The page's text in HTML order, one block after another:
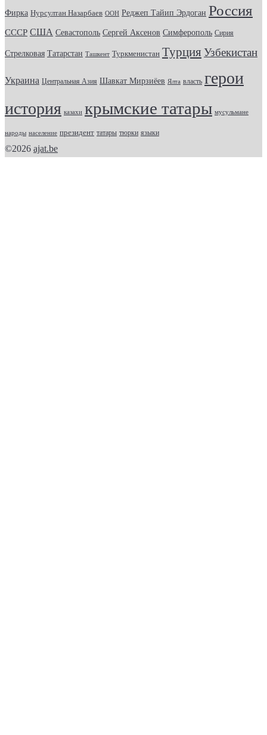
Фирка Нурсултан Назарбаев ООН Реджеп Тайип Эрдоган Россия
СССР США Севастополь Сергей Аксенов Симферополь Сирия
Стрелковая Татарстан Ташкент Туркменистан Турция Узбекистан
Украина Центральная Азия Шавкат Мирзиёев Ялта власть герои
история казахи крымские татары мусульмане
народы население президент татары тюрки языки
©2026 ajat.be